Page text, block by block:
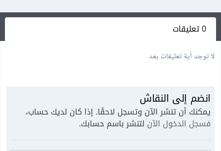
0 تعليقات
لا توجد أية تعليقات بعد
انضم إلى النقاش
يمكنك أن تنشر الآن وتسجل لاحقًا. إذا كان لديك حساب،
فسجل الدخول الآن لتنشر باسم حسابك.